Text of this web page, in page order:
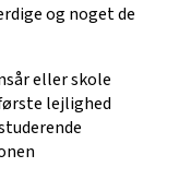
og noget de
eller skole
lejlighed